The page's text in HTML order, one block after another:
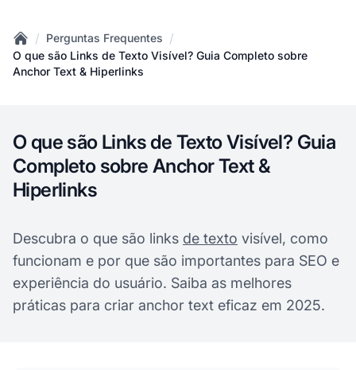
Home
/ Perguntas Frequentes /
O que são Links de Texto Visível? Guia Completo sobre
Anchor Text & Hiperlinks
O que são Links de Texto Visível? Guia
Completo sobre Anchor Text &
Hiperlinks
Descubra o que são links de texto visível, como
funcionam e por que são importantes para SEO e
experiência do usuário. Saiba as melhores
práticas para criar anchor text eficaz em 2025.